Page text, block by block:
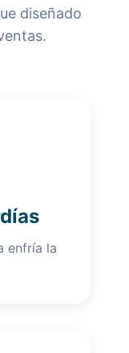
diseñado
enfría la